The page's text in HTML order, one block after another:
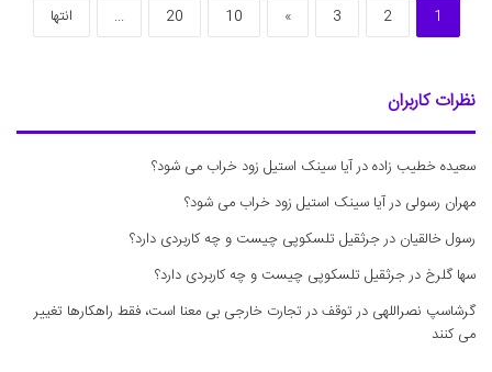
1
2
3
»
10
20
... انتها
نظرات کاربران
سعیده خطیب زادهدرآیا سینک استیل زود خراب می شود؟
مهران رسولی درآیا سینک استیل زود خراب می شود؟
رسول خالقیان درجرثقیل تلسکوپی چیست و چه کاربردی دارد؟
سها گلرخ درجرثقیل تلسکوپی چیست و چه کاربردی دارد؟
گرشاسپ نصراللهی درتوقف در تجارت خارجی بی معنا است، فقط راهکارها تغییر
می کنند